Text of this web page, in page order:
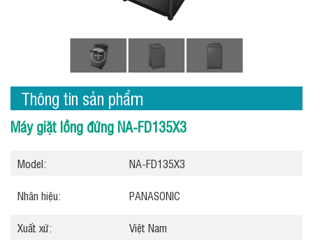
Thông tin sản phẩm
Máy giặt lồng đứng NA-FD135X3
Model: NA-FD135X3
Nhãn hiệu: PANASONIC
Xuất xứ: Việt Nam